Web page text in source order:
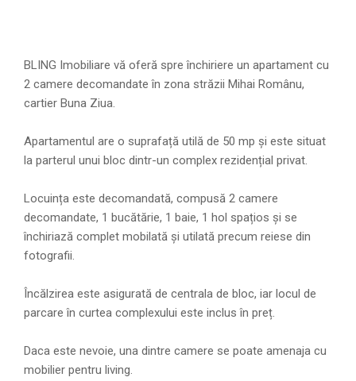
BLING Imobiliare vă oferă spre închiriere un apartament cu
2 camere decomandate în zona străzii Mihai Românu,
cartier Buna Ziua.
Apartamentul are o suprafață utilă de 50 mp și este situat
la parterul unui bloc dintr-un complex rezidențial privat.
Locuința este decomandată, compusă 2 camere
decomandate, 1 bucătărie, 1 baie, 1 hol spațios și se
închiriază complet mobilată și utilată precum reiese din
fotografii.
Încălzirea este asigurată de centrala de bloc, iar locul de
parcare în curtea complexului este inclus în preț.
Daca este nevoie, una dintre camere se poate amenaja cu
mobilier pentru living.